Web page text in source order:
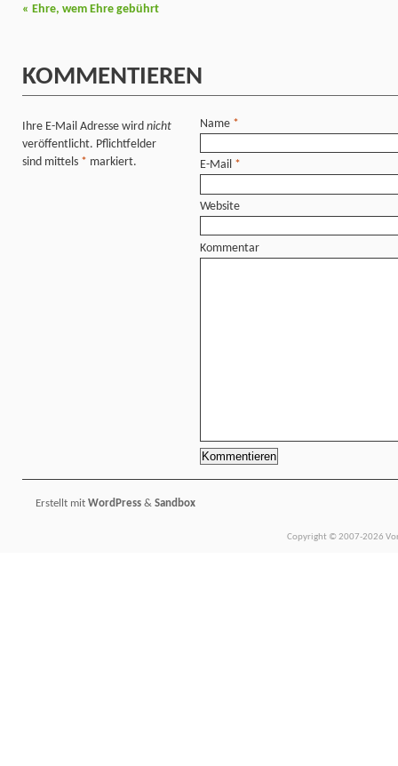
« Ehre, wem Ehre gebührt
KOMMENTIEREN
Ihre E-Mail Adresse wird nicht
veröffentlicht. Pflichtfelder
sind mittels * markiert.
Name *
E-Mail *
Website
Kommentar
Erstellt mit WordPress & Sandbox
Copyright © 2007-2026